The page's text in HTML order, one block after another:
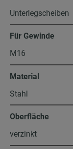
Unterlegscheiben
Für Gewinde
M16
Material
Stahl
Oberfläche
verzinkt